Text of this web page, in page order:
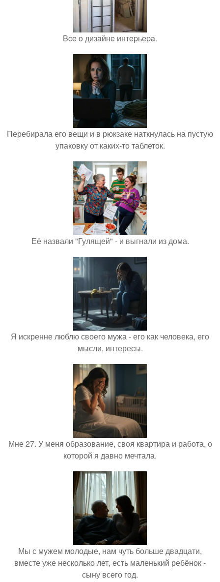
Bce o дизaйнe интepьepa.
Перебирала его вещи и в рюкзаке наткнулась на пустую
упаковку от каких-то таблеток.
Её назвали "Гулящей" - и выгнали из дома.
Я искренне люблю своего мужа - его как человека, его
мысли, интересы.
Мне 27. У меня образование, своя квартира и работа, о
которой я давно мечтала.
Мы с мужем молодые, нам чуть больше двадцати,
вместе уже несколько лет, есть маленький ребёнок -
сыну всего год.